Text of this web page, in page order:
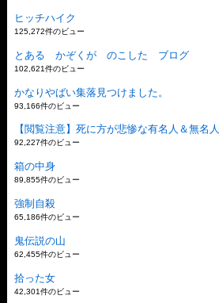
ヒッチハイク
125,272件のビュー
とある かぞくが のこした ブログ
102,621件のビュー
かなりやばい集落見つけました。
93,166件のビュー
【閲覧注意】死に方が悲惨な有名人＆無名人
92,227件のビュー
箱の中身
89,855件のビュー
強制自殺
65,186件のビュー
鬼伝説の山
62,455件のビュー
拾った女
42,301件のビュー